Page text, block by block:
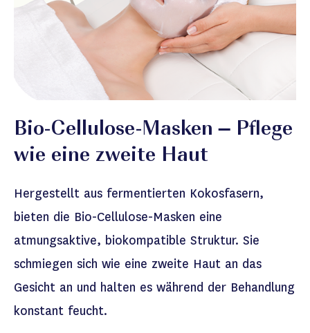
Bio-Cellulose-Masken – Pflege
wie eine zweite Haut
Hergestellt aus fermentierten Kokosfasern,
bieten die Bio-Cellulose-Masken eine
atmungsaktive, biokompatible Struktur. Sie
schmiegen sich wie eine zweite Haut an das
Gesicht an und halten es während der Behandlung
konstant feucht.